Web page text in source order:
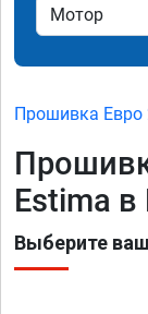
Прошивка Евро
Estima
Выберите